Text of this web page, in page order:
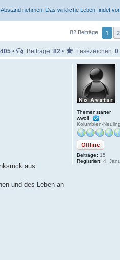
nehmen. Das wirkliche Leben findet
82 Beiträge 1 2
• Beiträge: 82 • Lesezeichen: 0
Themenstarter
wwolf
Kolumbien-Neuling
Offline
Beiträge: 15
Registriert: 4.
aus.
und des Leben an